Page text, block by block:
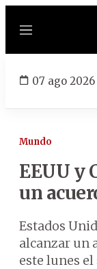
Menú
07 ago 2026
Mundo
EEUU y
un
Estados
alcanzar un
este lunes